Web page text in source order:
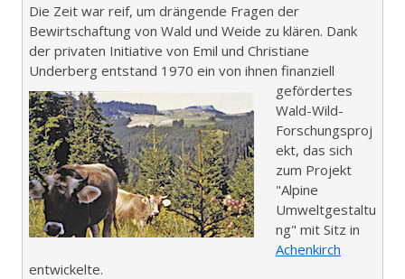
Die Zeit war reif, um drängende Fragen der
Bewirtschaftung von Wald und Weide zu klären. Dank
der privaten Initiative von Emil und Christiane
Underberg entstand 1970 ein von ihnen finanziell
gefördertes
Wald-Wild-
Forschungsproj
ekt, das sich
zum Projekt
"Alpine
Umweltgestaltu
ng" mit Sitz in
Achenkirch
entwickelte.